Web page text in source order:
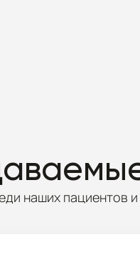
наших пациентов и